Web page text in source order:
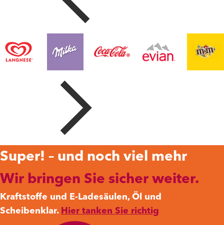
Super! – und noch viel mehr
Wir bringen Sie sicher weiter.
Kraftstoffe und E-Ladesäulen, Öl und
Scheibenklar. Hier tanken Sie richtig